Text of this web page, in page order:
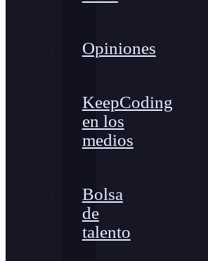
Opiniones
KeepCoding
en los
medios
Bolsa
de
talento